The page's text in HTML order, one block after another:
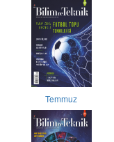
Temmuz